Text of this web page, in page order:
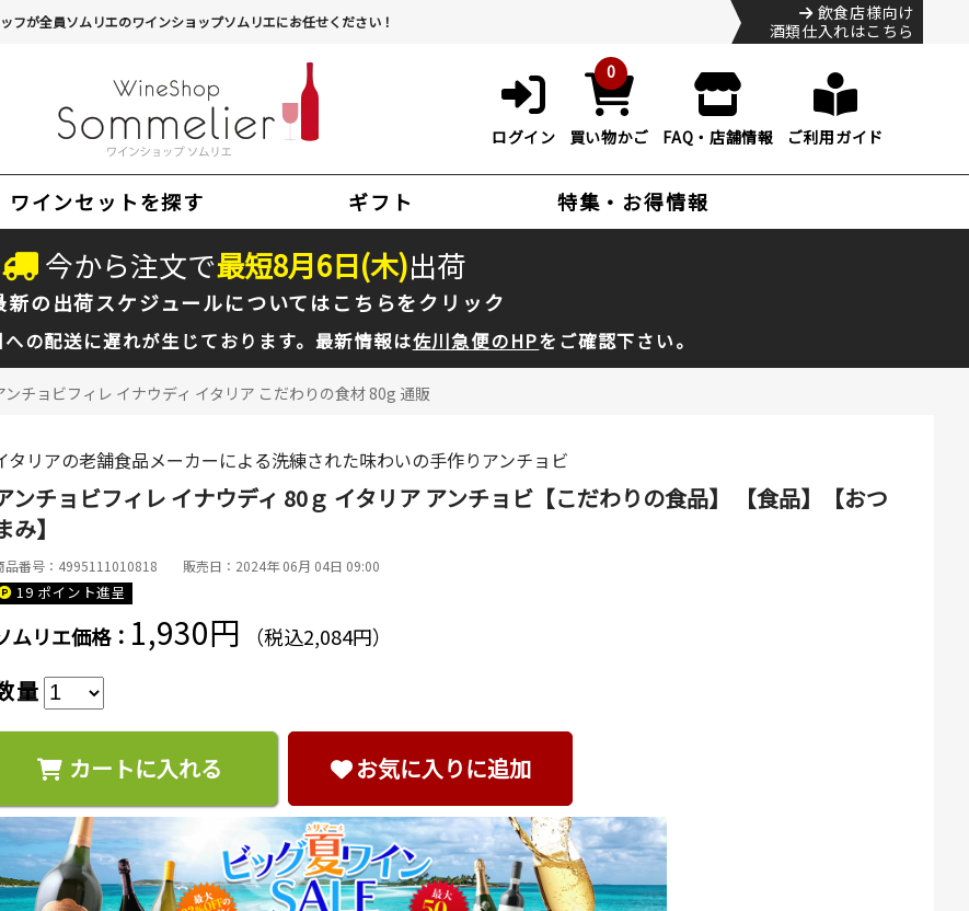
フが全員ソムリエのワインショップソムリエにお任せください！
飲食店様向け
酒類仕入れはこちら
ログイン
0
買い物かご FAQ・店舗情報 ご利用ガイド
ワインセットを探す ギフト 特集・お得情報
今から注文で最短8月6日(木)出荷
新の出荷スケジュールについてはこちらをクリック
の配送に遅れが生じております。最新情報は佐川急便のHPをご確認下さい。
ンチョビフィレ イナウディ イタリア こだわりの食材 80g 通販
タリアの老舗食品メーカーによる洗練された味わいの手作りアンチョビ
ンチョビフィレ イナウディ 80ｇ イタリア アンチョビ【こだわりの食品】 【食品】【おつ
み】
品番号：4995111010818 販売日：2024年 06月 04日 09:00
19 ポイント進呈
ムリエ価格： 1,930円 （税込2,084円）
量
カートに入れる お気に入りに追加